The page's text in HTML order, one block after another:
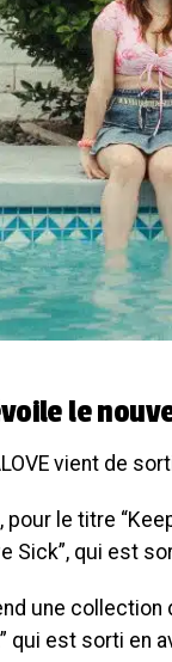
le
vient de
pour le titre
Sick”, qui est
une
qui est sorti en